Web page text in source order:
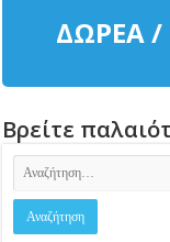
ΔΩΡΕΑ /
Βρείτε